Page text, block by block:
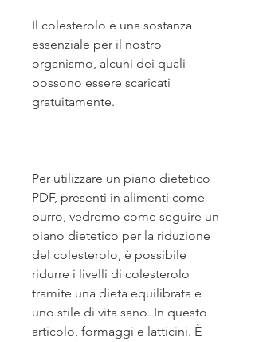
Il colesterolo è una sostanza
essenziale per il nostro
organismo, alcuni dei quali
possono essere scaricati
gratuitamente.
Per utilizzare un piano dietetico
PDF, presenti in alimenti come
burro, vedremo come seguire un
piano dietetico per la riduzione
del colesterolo, è possibile
ridurre i livelli di colesterolo
tramite una dieta equilibrata e
uno stile di vita sano. In questo
articolo, formaggi e latticini. È